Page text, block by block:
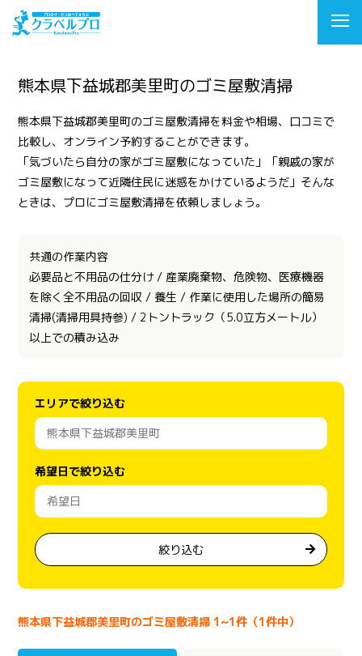
熊本県下益城郡美里町のゴミ屋敷清掃
熊本県下益城郡美里町のゴミ屋敷清掃を料金や相場、口コミで
比較し、オンライン予約することができます。
「気づいたら自分の家がゴミ屋敷になっていた」「親戚の家が
ゴミ屋敷になって近隣住民に迷惑をかけているようだ」そんな
ときは、プロにゴミ屋敷清掃を依頼しましょう。
共通の作業内容
必要品と不用品の仕分け / 産業廃棄物、危険物、医療機器
を除く全不用品の回収 / 養生 / 作業に使用した場所の簡易
清掃(清掃用具持参) / 2トントラック（5.0立方メートル）
以上での積み込み
エリアで絞り込む
希望日で絞り込む
絞り込む
熊本県下益城郡美里町のゴミ屋敷清掃 1~1件（1件中）